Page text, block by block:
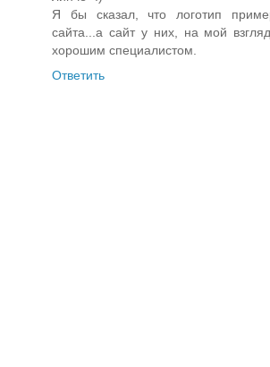
Я бы сказал, что логотип
сайта...а сайт у них, на мой
хорошим специалистом.
Ответить